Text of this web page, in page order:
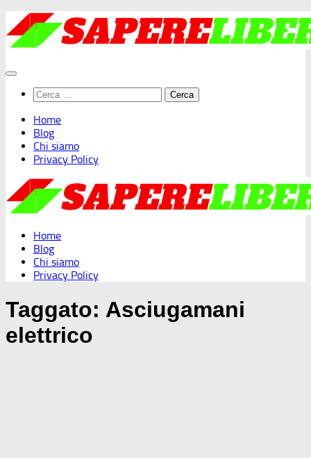
Salta
al
contenuto
Ricerca
per:
Home
Blog
Chi siamo
Privacy Policy
Home
Blog
Chi siamo
Privacy Policy
Taggato: Asciugamani
elettrico